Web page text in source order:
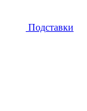
Подставки